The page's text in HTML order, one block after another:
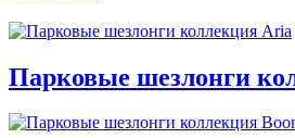
Парковые шезлонги